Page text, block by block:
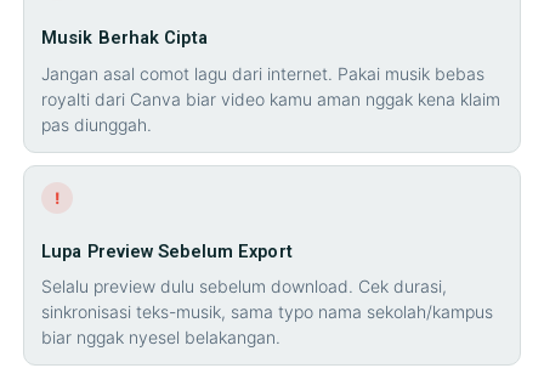
Musik Berhak Cipta
Jangan asal comot lagu dari internet. Pakai musik bebas
royalti dari Canva biar video kamu aman nggak kena klaim
pas diunggah.
!
Lupa Preview Sebelum Export
Selalu preview dulu sebelum download. Cek durasi,
sinkronisasi teks-musik, sama typo nama sekolah/kampus
biar nggak nyesel belakangan.